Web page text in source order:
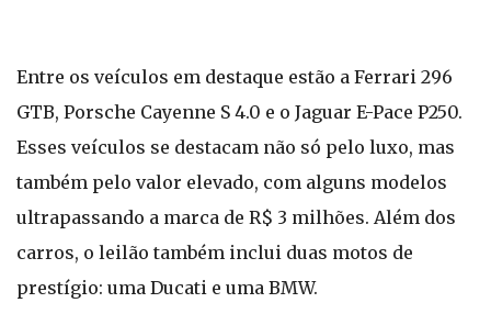
Entre os veículos em destaque estão a Ferrari 296
GTB, Porsche Cayenne S 4.0 e o Jaguar E-Pace P250.
Esses veículos se destacam não só pelo luxo, mas
também pelo valor elevado, com alguns modelos
ultrapassando a marca de R$ 3 milhões. Além dos
carros, o leilão também inclui duas motos de
prestígio: uma Ducati e uma BMW.